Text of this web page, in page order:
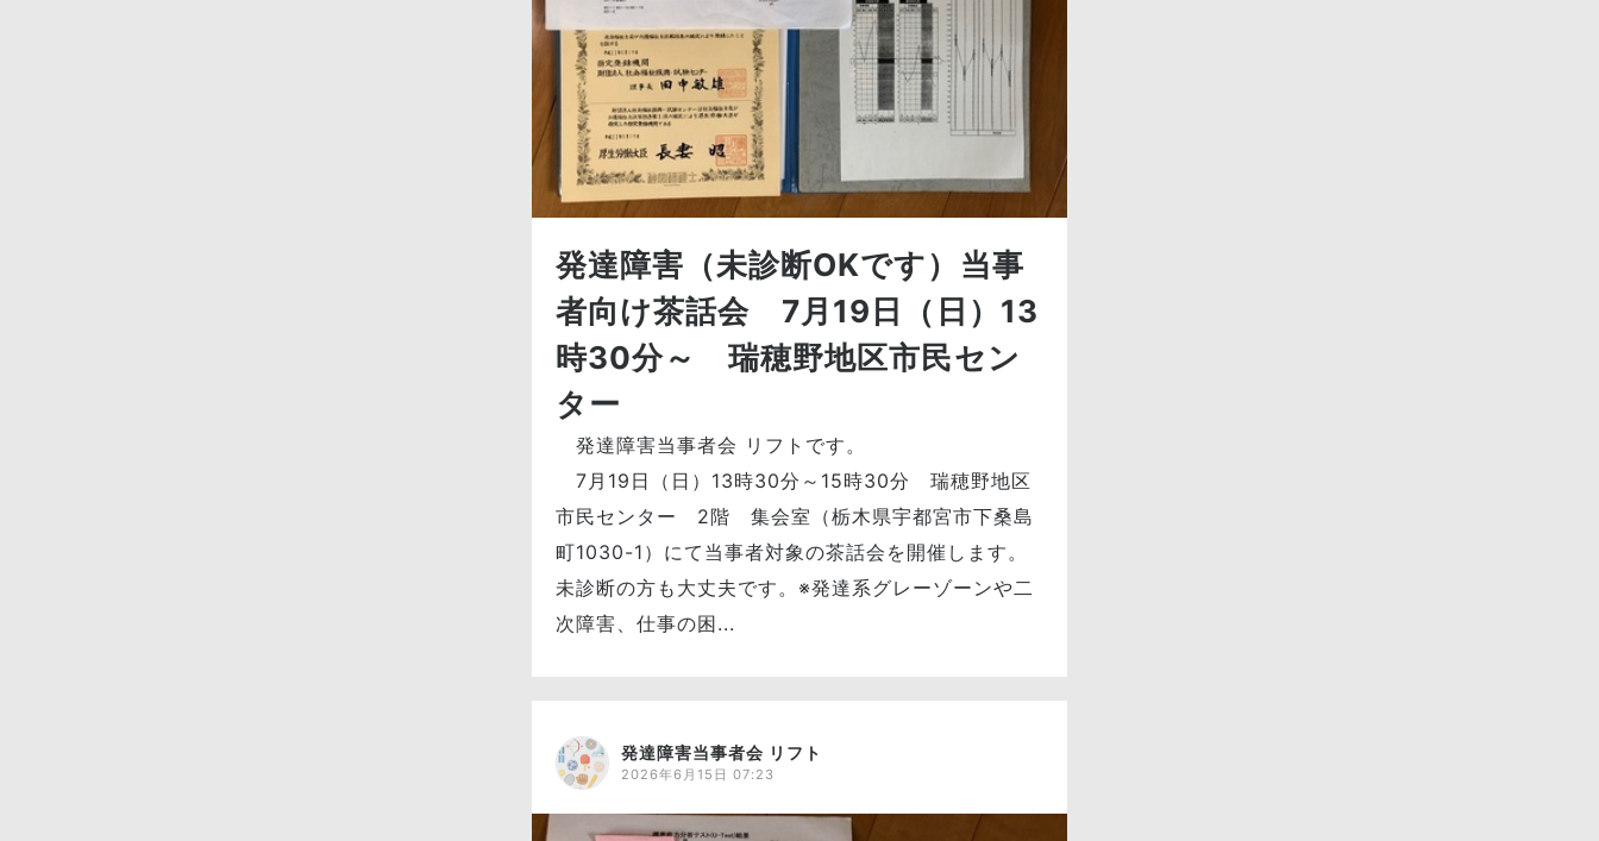
発達障害（未診断OKです）当事
者向け茶話会 7月19日（日）13
時30分～ 瑞穂野地区市民セン
ター
発達障害当事者会 リフトです。
7月19日（日）13時30分～15時30分 瑞穂野地区
市民センター 2階 集会室（栃木県宇都宮市下桑島
町1030-1）にて当事者対象の茶話会を開催します。
未診断の方も大丈夫です。※発達系グレーゾーンや二
次障害、仕事の困...
発達障害当事者会 リフト
2026年6月15日 07:23